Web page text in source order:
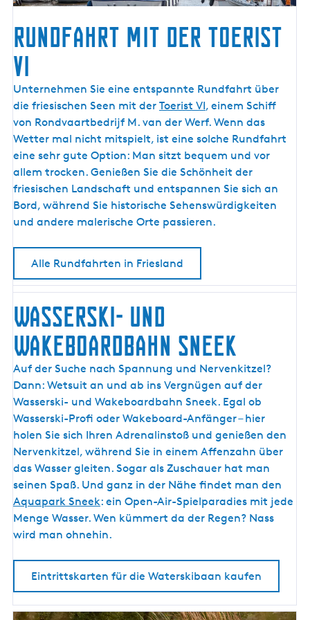
k
RUNDFAHRT MIT DER TOERIST
VI
R
U
N
D
F
A
H
R
T
D
E
R
T
O
E
R
I
S
T
V
I
Unternehmen Sie eine entspannte Rundfahrt über
die friesischen Seen mit der Toerist VI, einem Schiff
von Rondvaartbedrijf M. van der Werf. Wenn das
Wetter mal nicht mitspielt, ist eine solche Rundfahrt
eine sehr gute Option: Man sitzt bequem und vor
allem trocken. Genießen Sie die Schönheit der
friesischen Landschaft und entspannen Sie sich an
Bord, während Sie historische Sehenswürdigkeiten
und andere malerische Orte passieren.
Alle Rundfahrten in Friesland
WASSERSKI- UND
WAKEBOARDBAHN SNEEK
W
A
S
S
E
R
S
K
I
-
U
K
Auf der Suche nach Spannung und Nervenkitzel?
Dann: Wetsuit an und ab ins Vergnügen auf der
Wasserski- und Wakeboardbahn Sneek. Egal ob
Wasserski-Profi oder Wakeboard-Anfänger – hier
holen Sie sich Ihren Adrenalinstoß und genießen den
Nervenkitzel, während Sie in einem Affenzahn über
das Wasser gleiten. Sogar als Zuschauer hat man
seinen Spaß. Und ganz in der Nähe findet man den
Aquapark Sneek: ein Open-Air-Spielparadies mit jede
Menge Wasser. Wen kümmert da der Regen? Nass
wird man ohnehin.
Eintrittskarten für die Waterskibaan kaufen